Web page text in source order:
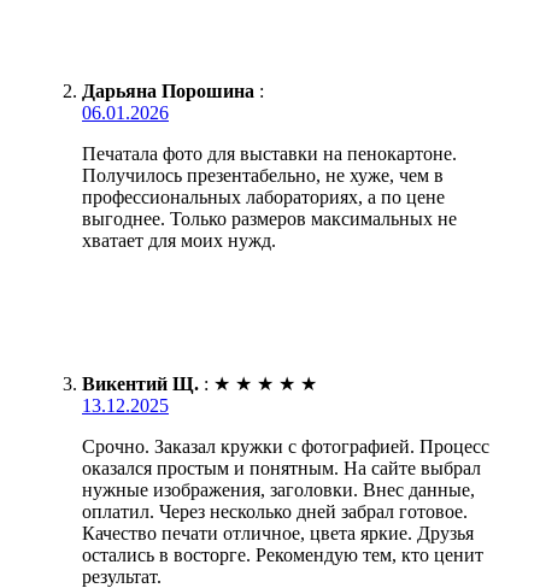
Дарьяна Порошина :
06.01.2026
Печатала фото для выставки на пенокартоне.
Получилось презентабельно, не хуже, чем в
профессиональных лабораториях, а по цене
выгоднее. Только размеров максимальных не
хватает для моих нужд.
Викентий Щ. : ★ ★ ★ ★ ★
13.12.2025
Срочно. Заказал кружки с фотографией. Процесс
оказался простым и понятным. На сайте выбрал
нужные изображения, заголовки. Внес данные,
оплатил. Через несколько дней забрал готовое.
Качество печати отличное, цвета яркие. Друзья
остались в восторге. Рекомендую тем, кто ценит
результат.